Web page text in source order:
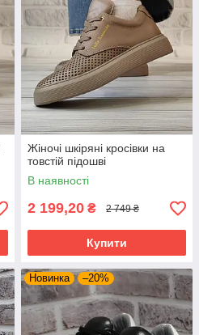
Жіночі шкіряні кросівки на
товстій підошві
В наявності
2 199,20 ₴ 2 749 ₴
Купити
Новинка –20%